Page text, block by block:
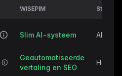
WISEPIM
Slim AI-systeem Alleen
Geautomatiseerde
vertaling en SEO